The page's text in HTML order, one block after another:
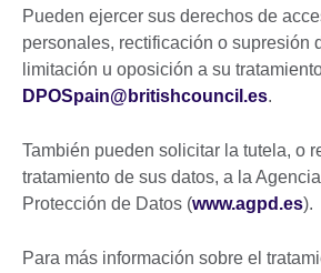
Pueden ejercer sus derechos de
personales, rectificación o supresión
limitación u oposición a su
DPOSpain@britishcouncil.es.
También pueden solicitar la tutela, o
tratamiento de sus datos, a la
Protección de Datos (www.agpd.es).
Para más información sobre el